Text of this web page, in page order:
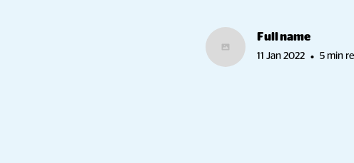
Full name
11 Jan 2022 • 5 min